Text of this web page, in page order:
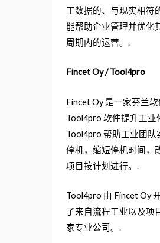
工数据的、与现实相符
能帮助企业管理并优化
周期内的运营。.
Fincet Oy / Tool4pro
Fincet Oy 是一家芬兰
Tool4pro 软件提升工业
Tool4pro 帮助工业团
停机，缩短停机时间，
项目按计划进行。.
Tool4pro 由 Fincet Oy
了来自流程工业以及项
家专业公司。.